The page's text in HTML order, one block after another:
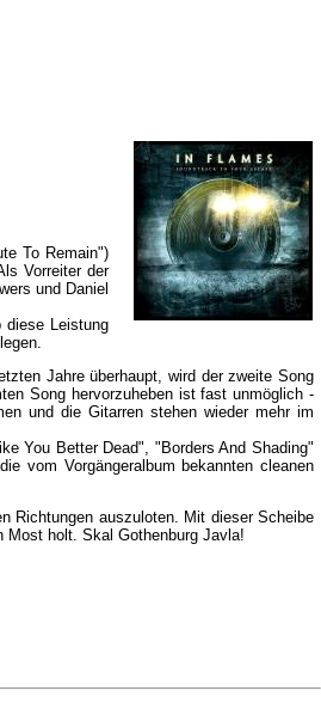
To Remain")
Vorreiter der
und Daniel
diese Leistung
Jahre überhaupt, wird der zweite Song
Song hervorzuheben ist fast unmöglich -
und die Gitarren stehen wieder mehr im
You Better Dead", "Borders And Shading"
vom Vorgängeralbum bekannten cleanen
Richtungen auszuloten. Mit dieser Scheibe
Most holt. Skal Gothenburg Javla!